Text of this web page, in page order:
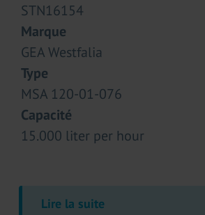
STN16220
Marque
Benhil
Type
8345
Capacité
4.800 packets per hour
Lire la suite